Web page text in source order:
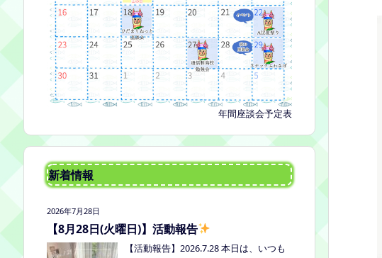
年間座談会予定表
新着情報
2026年7月28日
【8月28日(火曜日)】活動報告
【活動報告】2026.7.28 本日は、いつも